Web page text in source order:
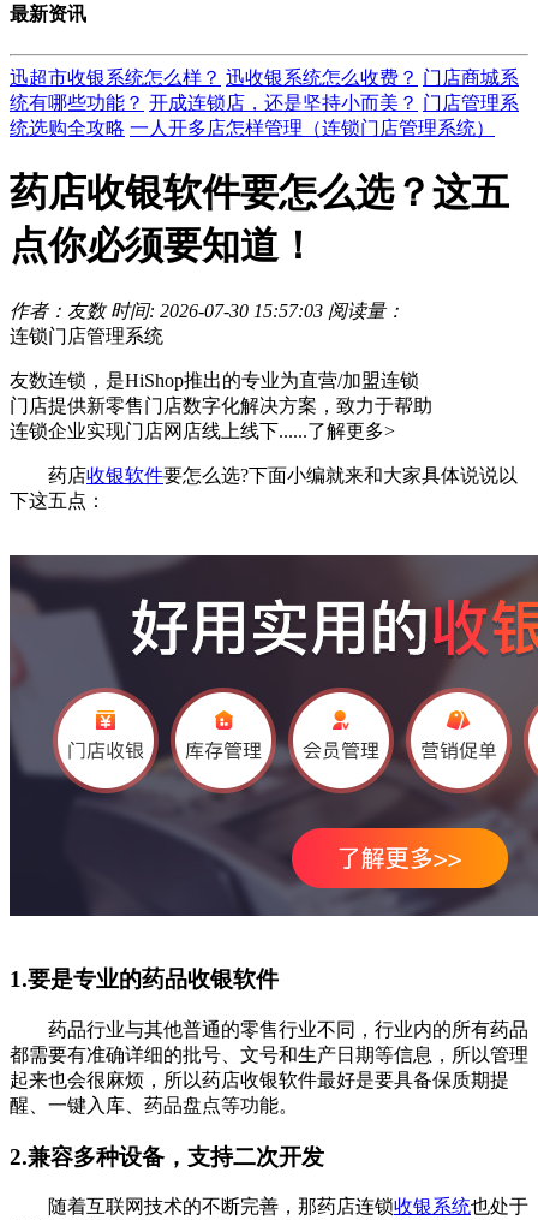
最新资讯
迅超市收银系统怎么样？ 迅收银系统怎么收费？ 门店商城系
统有哪些功能？ 开成连锁店，还是坚持小而美？ 门店管理系
统选购全攻略 一人开多店怎样管理（连锁门店管理系统）
药店收银软件要怎么选？这五
点你必须要知道！
作者：友数 时间: 2026-07-30 15:57:03 阅读量：
连锁门店管理系统
友数连锁，是HiShop推出的专业为直营/加盟连锁
门店提供新零售门店数字化解决方案，致力于帮助
连锁企业实现门店网店线上线下......了解更多>
药店收银软件要怎么选?下面小编就来和大家具体说说以
下这五点：
1.要是专业的药品收银软件
药品行业与其他普通的零售行业不同，行业内的所有药品
都需要有准确详细的批号、文号和生产日期等信息，所以管理
起来也会很麻烦，所以药店收银软件最好是要具备保质期提
醒、一键入库、药品盘点等功能。
2.兼容多种设备，支持二次开发
随着互联网技术的不断完善，那药店连锁收银系统也处于